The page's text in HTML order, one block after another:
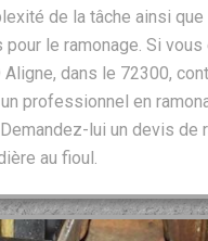
de la tâche ainsi
le ramonage. Si vous
Aligne, dans le 72300,
professionnel en
lui un devis de
au fioul.